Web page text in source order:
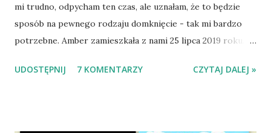
mi trudno, odpycham ten czas, ale uznałam, że to będzie
sposób na pewnego rodzaju domknięcie - tak mi bardzo
potrzebne. Amber zamieszkała z nami 25 lipca 2019 roku.
Mazowieckim, pojechaliśmy na wizytę zapoznawczą, a kilka
UDOSTĘPNIJ 7 KOMENTARZY CZYTAJ DALEJ »